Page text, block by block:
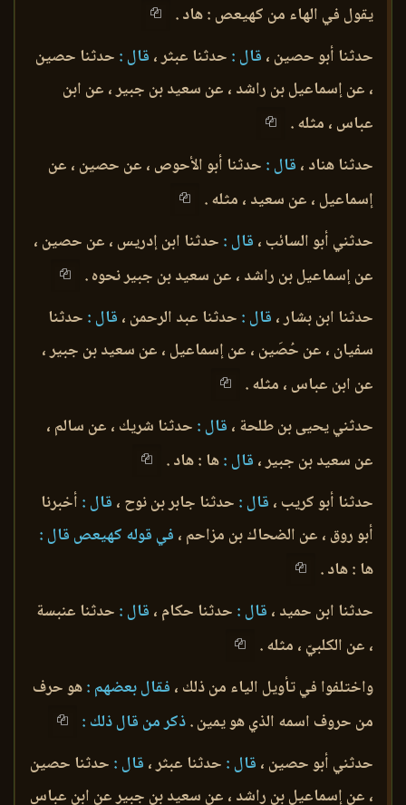
يقول في الهاء من كهيعص : هاد .
حدثنا أبو حصين ، قال : حدثنا عبثر ، قال : حدثنا حصين
، عن إسماعيل بن راشد ، عن سعيد بن جبير ، عن ابن
عباس ، مثله .
حدثنا هناد ، قال : حدثنا أبو الأحوص ، عن حصين ، عن
إسماعيل ، عن سعيد ، مثله .
حدثني أبو السائب ، قال : حدثنا ابن إدريس ، عن حصين ،
عن إسماعيل بن راشد ، عن سعيد بن جبير نحوه .
حدثنا ابن بشار ، قال : حدثنا عبد الرحمن ، قال : حدثنا
سفيان ، عن حُصَين ، عن إسماعيل ، عن سعيد بن جبير ،
عن ابن عباس ، مثله .
حدثني يحيى بن طلحة ، قال : حدثنا شريك ، عن سالم ،
عن سعيد بن جبير ، قال :ها : هاد .
حدثنا أبو كريب ، قال : حدثنا جابر بن نوح ، قال : أخبرنا
أبو روق ، عن الضحاك بن مزاحم ، في قوله كهيعص قال :
ها : هاد .
حدثنا ابن حميد ، قال : حدثنا حكام ، قال : حدثنا عنبسة
، عن الكلبيّ ، مثله .
واختلفوا في تأويل الياء من ذلك ، فقال بعضهم :هو حرف
من حروف اسمه الذي هو يمين .ذكر من قال ذلك :
حدثني أبو حصين ، قال : حدثنا عبثر ، قال : حدثنا حصين
، عن إسماعيل بن راشد ، عن سعيد بن جبير عن ابن عباس